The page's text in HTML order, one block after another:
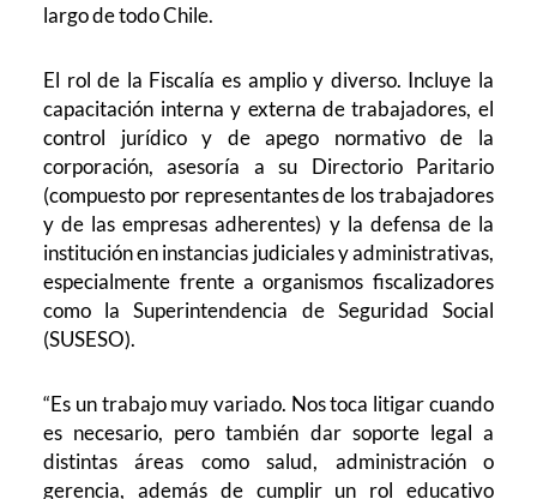
largo de todo Chile.
El rol de la Fiscalía es amplio y diverso. Incluye la
capacitación interna y externa de trabajadores, el
control jurídico y de apego normativo de la
corporación, asesoría a su Directorio Paritario
(compuesto por representantes de los trabajadores
y de las empresas adherentes) y la defensa de la
institución en instancias judiciales y administrativas,
especialmente frente a organismos fiscalizadores
como la Superintendencia de Seguridad Social
(SUSESO).
“Es un trabajo muy variado. Nos toca litigar cuando
es necesario, pero también dar soporte legal a
distintas áreas como salud, administración o
gerencia, además de cumplir un rol educativo